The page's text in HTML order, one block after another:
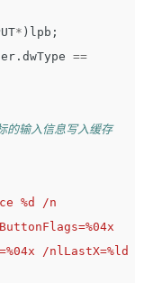
* ) lpb ;
. dwType ==
输入信息写入缓存
%d /n
/nlLastX=%ld